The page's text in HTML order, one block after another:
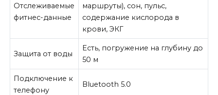
Отслеживаемые
фитнес-данные
маршруты), сон, пульс,
содержание кислорода в
крови, ЭКГ
Защита от воды
Есть, погружение на глубину до
50 м
Подключение к
телефону
Bluetooth 5.0